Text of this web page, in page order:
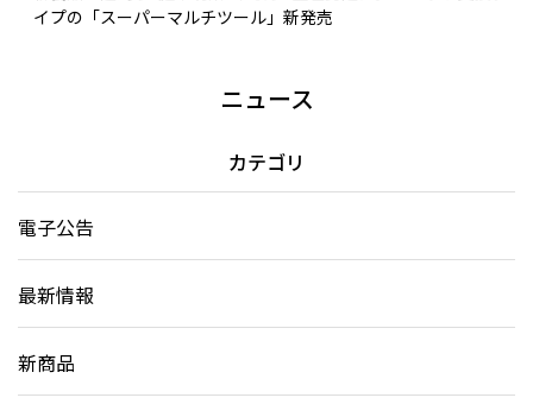
イプの「スーパーマルチツール」新発売
ニュース
カテゴリ
電子公告
最新情報
新商品